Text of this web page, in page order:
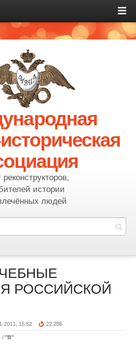
реконструкторов,
истории
людей
РОССИЙСКОЙ
2011, 15:52 22 286
/ "В"